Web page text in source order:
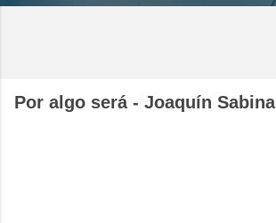
Por algo será - Joaquín Sabina